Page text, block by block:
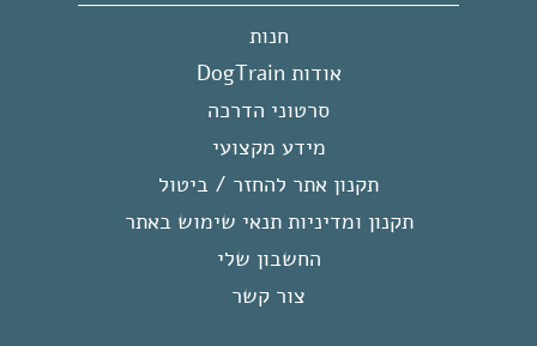
חנות
אודות DogTrain
סרטוני הדרכה
מידע מקצועי
תקנון אתר להחזר / ביטול
תקנון ומדיניות תנאי שימוש באתר
החשבון שלי
צור קשר